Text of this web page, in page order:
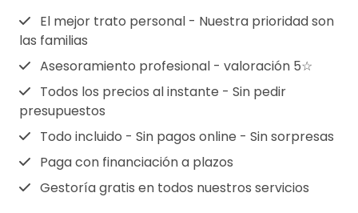
El mejor trato personal - Nuestra prioridad son
las familias
Asesoramiento profesional - valoración 5☆
Todos los precios al instante - Sin pedir
presupuestos
Todo incluido - Sin pagos online - Sin sorpresas
Paga con financiación a plazos
Gestoría gratis en todos nuestros servicios